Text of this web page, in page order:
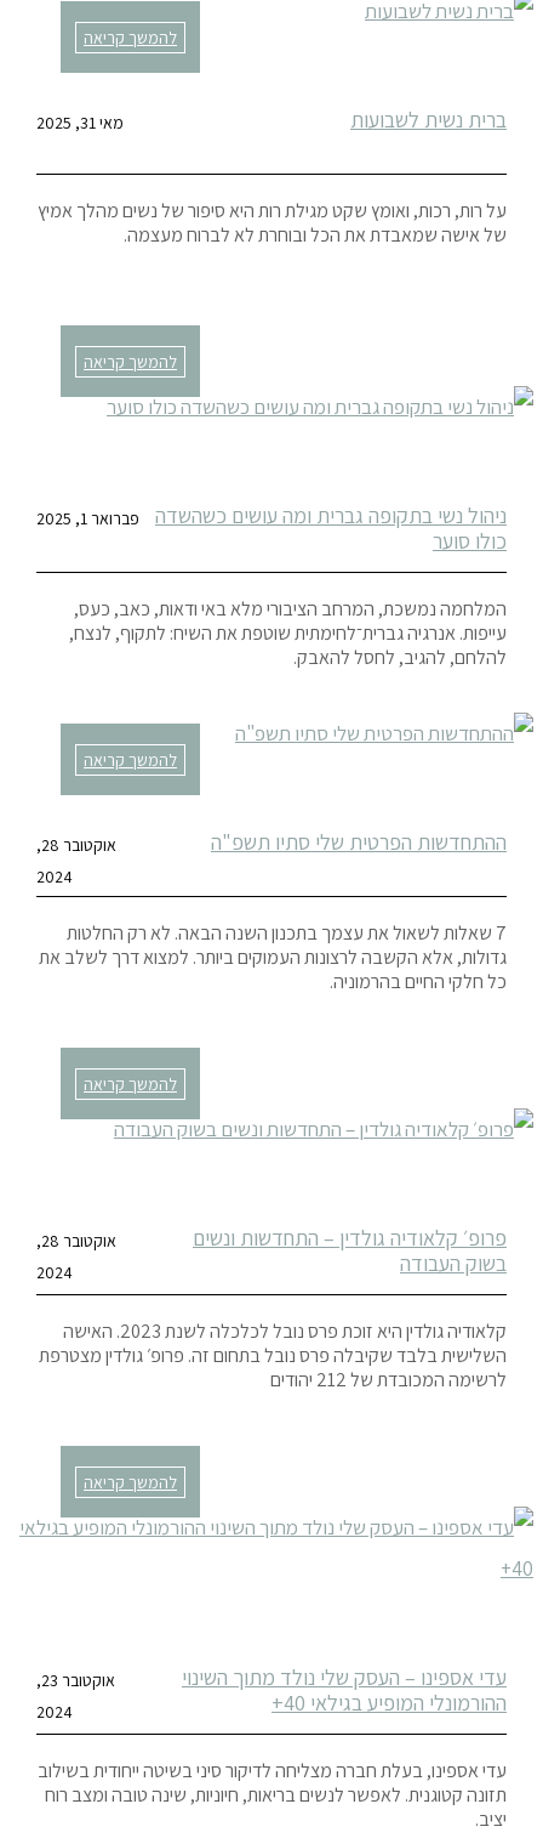
להמשך קריאה
ברית נשית לשבועות מאי 31, 2025
על רות, רכות, ואומץ שקט מגילת רות היא סיפור של נשים מהלך אמיץ
של אישה שמאבדת את הכל ובוחרת לא לברוח מעצמה.
להמשך קריאה
ניהול נשי בתקופה גברית ומה עושים כשהשדה
כולו סוער
פברואר 1, 2025
המלחמה נמשכת, המרחב הציבורי מלא באי ודאות, כאב, כעס,
עייפות. אנרגיה גברית־לחימתית שוטפת את השיח: לתקוף, לנצח,
להלחם, להגיב, לחסל להאבק.
להמשך קריאה
ההתחדשות הפרטית שלי סתיו תשפ"ה
אוקטובר 28,
2024
7 שאלות לשאול את עצמך בתכנון השנה הבאה. לא רק החלטות
גדולות, אלא הקשבה לרצונות העמוקים ביותר. למצוא דרך לשלב את
כל חלקי החיים בהרמוניה.
להמשך קריאה
פרופ׳ קלאודיה גולדין – התחדשות ונשים
בשוק העבודה
אוקטובר 28,
2024
קלאודיה גולדין היא זוכת פרס נובל לכלכלה לשנת 2023. האישה
השלישית בלבד שקיבלה פרס נובל בתחום זה. פרופ׳ גולדין מצטרפת
לרשימה המכובדת של 212 יהודים
להמשך קריאה
עדי אספינו – העסק שלי נולד מתוך השינוי
ההורמונלי המופיע בגילאי 40+
אוקטובר 23,
2024
עדי אספינו, בעלת חברה מצליחה לדיקור סיני בשיטה ייחודית בשילוב
תזונה קטוגנית. לאפשר לנשים בריאות, חיוניות, שינה טובה ומצב רוח
יציב.